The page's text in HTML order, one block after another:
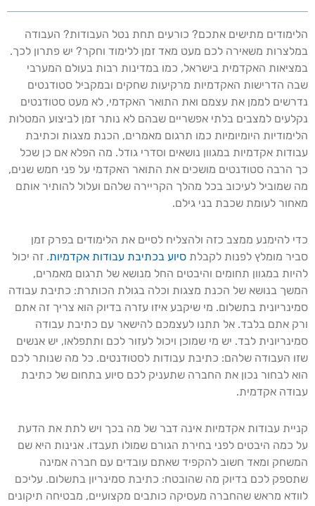
הלימודים מתישים אתכם? כורעים תחת נטל העבודות? העבודה
במלצרות משאירה לכם מעט מאד זמן ללימוד וחקר? יש פתרון לכך.
במציאות האקדמית בישראל, כמו במדינות רבות בעולם המערבי
שבה הדרישות האקדמיות מרקיעות שחקים ובמקביל סטודנטים
נדרשים לממן את עצמם ואת התואר האקדמי, לא מעט סטודנטים
נקלעים למצבים בלתי אפשריים שבהם לא נותר זמן לביצוע המטלות
הלימודיות היומיומיות כמו תרגום מאמרים, הכנת מצגות וכתיבת
עבודות אקדמיות במגוון נושאים וסדרי גודל. מה הפלא אם כן שכל
כך הרבה סטודנטים מושכים את התואר האקדמי על פני חמש שנים,
מה שמוביל לעיכוב בכל מהלך הקריירה שלהם ועלול להותיר אותם
מאחור לעומת שכבת בני גילם.
כדי להימנע ממצב כזה ולהצליח לסיים את הלימודים בפרק זמן
סביר מומלץ לפנות לקבלת סיוע בכתיבת עבודות אקדמיות. זה יכול
להיות במגוון תחומים והיבטים החל מנושא של תרגום מאמרים,
המשך בנושא של הכנת מצגות וכלה בגולת הכותרת: כתיבת עבודה
סמינריונית בתשלום. מי שיקבע איזו עזרה בדיוק הוא צריך זה אתם
ורק אתם בלבד. אל תתנו לעצמכם להישאר עם כתיבת עבודה
סמינריונית לבד. יש מי שמוכן ויכול לעזור לכם ותתפלאו, יש אנשים
שזו העבודה שלהם: כתיבת עבודות לסטודנטים. כל מה שנותר לכם
הוא לבחור נכון את החברה שתעניק לכם סיוע בתחום של כתיבת
עבודה אקדמית.
קניית עבודות אקדמיות אינה דבר של מה בכך ויש לתת את הדעת
על כמה היבטים לפני בחירת הגורם שמולו תעבדו. אנינות היא שם
המשחק ומאד חשוב להקפיד שאתם עובדים עם חברה אמינה
שתספק לכם בדיוק מה שהובטח: כתיבת סמינריון בתשלום. עליכם
לוודא מראש שהחברה מעסיקה כותבים מקצועיים, מבטיחה תיקונים